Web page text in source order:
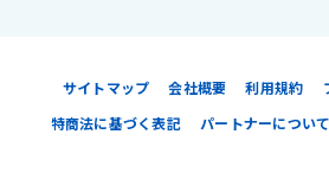
サイトマップ 会社概要 利用規約
特商法に基づく表記
パートナーについて